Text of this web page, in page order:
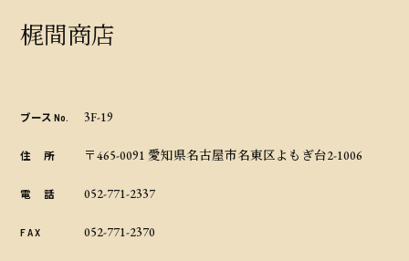
梶間商店
ブース No. 3F-19
住 所 〒465-0091 愛知県名古屋市名東区よもぎ台2-1006
電 話 052-771-2337
F A X 052-771-2370